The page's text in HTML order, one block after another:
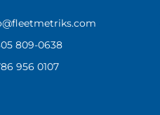
809-0638
956 0107